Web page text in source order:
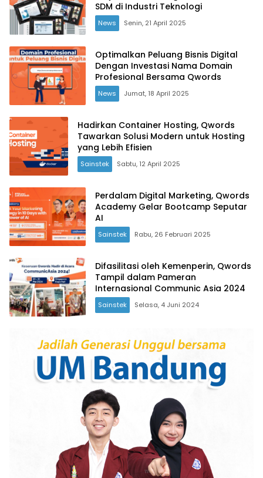
SDM di Industri Teknologi
News Senin, 21 April 2025
Optimalkan Peluang Bisnis Digital
Dengan Investasi Nama Domain
Profesional Bersama Qwords
News Jumat, 18 April 2025
Hadirkan Container Hosting, Qwords
Tawarkan Solusi Modern untuk Hosting
yang Lebih Efisien
Sainstek Sabtu, 12 April 2025
Perdalam Digital Marketing, Qwords
Academy Gelar Bootcamp Seputar
AI
Sainstek Rabu, 26 Februari 2025
Difasilitasi oleh Kemenperin, Qwords
Tampil dalam Pameran
Internasional Communic Asia 2024
Sainstek Selasa, 4 Juni 2024